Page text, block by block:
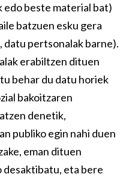
edo beste material bat)
batzuen esku gera
datu pertsonalak barne).
erabiltzen dituen
behar du datu horiek
bakoitzaren
denetik,
publiko egin nahi duen
eman dituen
desaktibatu, eta bere